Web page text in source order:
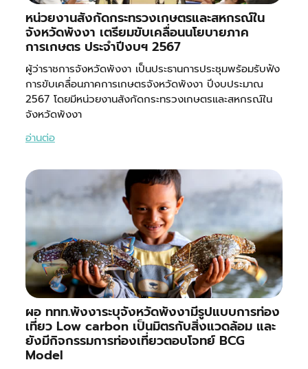
หน่วยงานสังกัดกระทรวงเกษตรและสหกรณ์ใน
จังหวัดพังงา เตรียมขับเคลื่อนนโยบายภาค
การเกษตร ประจำปีงบฯ 2567
ผู้ว่าราชการจังหวัดพังงา เป็นประธานการประชุมพร้อมรับฟัง
การขับเคลื่อนภาคการเกษตรจังหวัดพังงา ปีงบประมาณ
2567 โดยมีหน่วยงานสังกัดกระทรวงเกษตรและสหกรณ์ใน
จังหวัดพังงา
อ่านต่อ
ผอ ททท.พังงาระบุจังหวัดพังงามีรูปแบบการท่อง
เที่ยว Low carbon เป็นมิตรกับสิ่งแวดล้อม และ
ยังมีกิจกรรมการท่องเที่ยวตอบโจทย์ BCG
Model